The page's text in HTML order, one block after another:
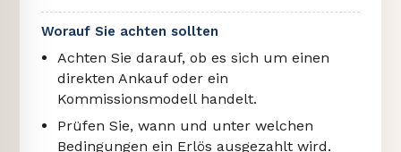
Worauf Sie achten sollten
Achten Sie darauf, ob es sich um einen
direkten Ankauf oder ein
Kommissionsmodell handelt.
Prüfen Sie, wann und unter welchen
Bedingungen ein Erlös ausgezahlt wird.